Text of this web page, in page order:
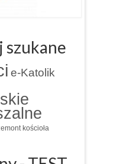
szukane
e-Katolik
kościoła